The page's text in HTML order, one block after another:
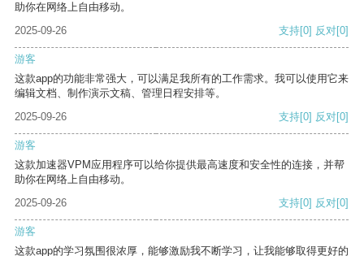
助你在网络上自由移动。
2025-09-26
支持[0] 反对[0]
游客
这款app的功能非常强大，可以满足我所有的工作需求。我可以使用它来
编辑文档、制作演示文稿、管理日程安排等。
2025-09-26
支持[0] 反对[0]
游客
这款加速器VPM应用程序可以给你提供最高速度和安全性的连接，并帮
助你在网络上自由移动。
2025-09-26
支持[0] 反对[0]
游客
这款app的学习氛围很浓厚，能够激励我不断学习，让我能够取得更好的